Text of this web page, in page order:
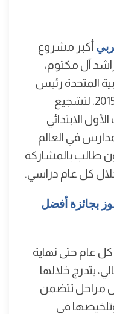
أكبر مشروع
آل مكتوم،
المتحدة رئيس
مجلس الوزراء حاكم دبي، عام 2015، لتشجيع
الابتدائي
في العالم
طالب بالمشاركة
كل عام دراسي.
بجائزة أفضل
عام حتى نهاية
يتدرج خلالها
مراحل تتضمن
في